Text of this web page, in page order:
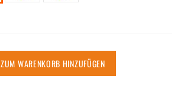
ZUM WARENKORB HINZUFÜGEN